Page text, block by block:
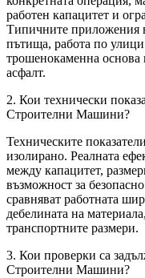
работен капацитет и
Типичните приложения
пътища, работа по
трошенокаменна основа
асфалт.
2. Кои технически
Строителни Машини?
Техническите
изолирано. Реалната
между капацитет,
възможност за
сравняват работната
дебелината на
транспортните размери.
3. Кои проверки са
Строителни Машини?